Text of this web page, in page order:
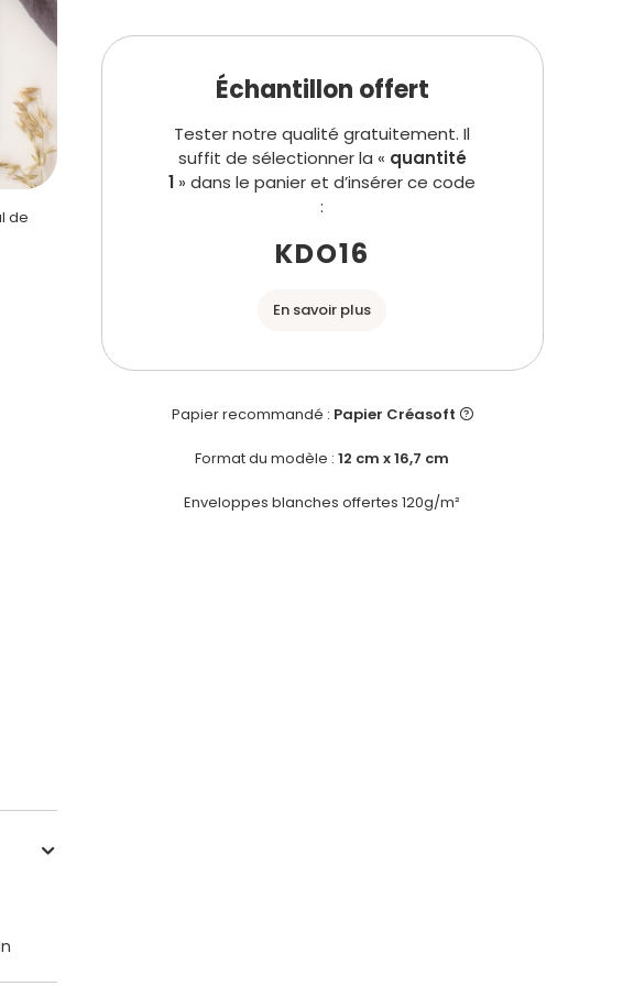
Papier recommandé : Papier Créasoft
Format du modèle : 12 cm x 16,7 cm
Enveloppes blanches offertes 120g/m²
Échantillon offert
Tester notre qualité gratuitement. Il
suffit de sélectionner la « quantité
1 » dans le panier et d’insérer ce code
:
KDO16
En savoir plus
de